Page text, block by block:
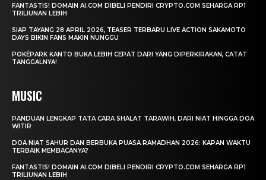
FANTASTIS! DOMAIN AI.COM DIBELI PENDIRI CRYPTO.COM SEHARGA RP1
TRILIUNAN LEBIH
SIAP TAYANG 28 APRIL 2026, TEASER TERBARU LIVE ACTION SAKAMOTO
DAYS BIKIN FANS MAKIN NUNGGU
POKÉPARK KANTO BUKA LEBIH CEPAT DARI YANG DIPERKIRAKAN, CATAT
TANGGALNYA!
MUSIC
PANDUAN LENGKAP TATA CARA SHALAT TARAWIH, DARI NIAT HINGGA DOA
WITIR
DOA NIAT SAHUR DAN BERBUKA PUASA RAMADHAN 2026: KAPAN WAKTU
TERBAIK MEMBACANYA?
FANTASTIS! DOMAIN AI.COM DIBELI PENDIRI CRYPTO.COM SEHARGA RP1
TRILIUNAN LEBIH